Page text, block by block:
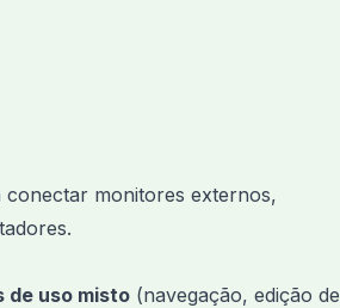
conectar monitores externos,
de uso misto (navegação, edição de